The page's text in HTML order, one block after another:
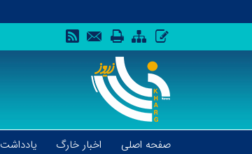
صفحه اصلی اخبار خارگ یادداشت